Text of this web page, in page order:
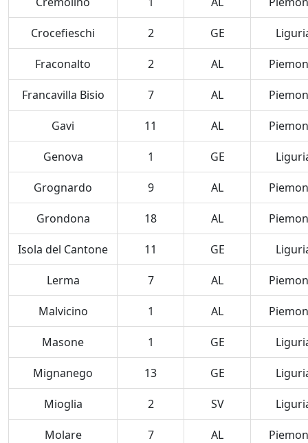
Crocefieschi 2 GE
Fraconalto 2 AL
Francavilla Bisio 7 AL
Gavi 11 AL
Genova 1 GE
Grognardo 9 AL
Grondona 18 AL
Isola del Cantone 11 GE
Lerma 7 AL
Malvicino 1 AL
Masone 1 GE
Mignanego 13 GE
Mioglia 2 SV
Molare 7 AL